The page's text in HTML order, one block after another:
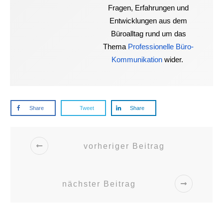
Fragen, Erfahrungen und
Entwicklungen aus dem
Büroalltag rund um das
Thema Professionelle Büro-
Kommunikation wider.
Share Tweet Share
vorheriger Beitrag
nächster Beitrag